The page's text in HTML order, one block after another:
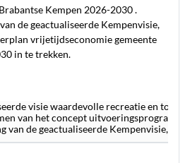
Kempen 2026-2030 .
de geactualiseerde Kempenvisie,
vrijetijdseconomie gemeente
in te trekken.
visie waardevolle recreatie en
van het concept
van de geactualiseerde Kempenvisie,